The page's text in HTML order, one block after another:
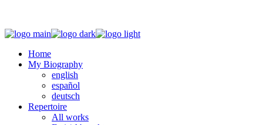
Home
My Biography
english
español
deutsch
Repertoire
All works